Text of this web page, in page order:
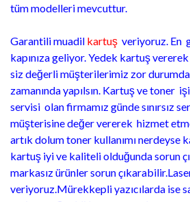
tüm modelleri mevcuttur.
Garantili muadil kartuş veriyoruz. En
kapınıza geliyor. Yedek kartuş
siz değerli müşterilerimiz zor
zamanında yapılsın. Kartuş ve toner
servisi olan firmamız günde sınırsız
müşterisine değer vererek hizmet
artık dolum toner kullanımı nerdeyse
kartuş iyi ve kaliteli olduğunda sorun
markasız ürünler sorun
veriyoruz.Mürekkepli yazıcılarda ise